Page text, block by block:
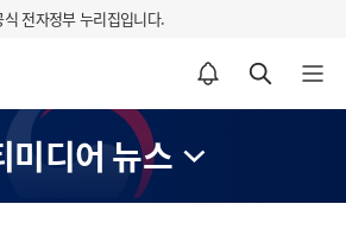
전자정부 누리집입니다.
알림설정 바로가기 검색 바로가기 메뉴 열기
미디어 뉴스